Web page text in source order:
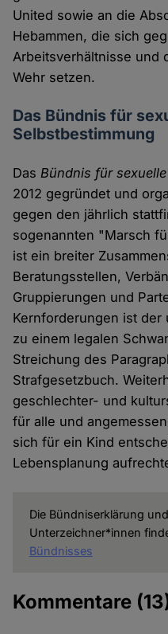
United sowie an die
Hebammen, die sich
Arbeitsverhältnisse und
Wehr setzen.
Das Bündnis für
Selbstbestimmung
DasBündnis für
2012 gegründet und
gegen den jährlich
sogenannten "Marsch
ist ein breiter
Beratungsstellen,
Gruppierungen und
Kernforderungen ist der
zu einem legalen
Streichung des
Strafgesetzbuch.
geschlechter- und
für alle und
sich für ein Kind
Lebensplanung
Die Bündniserklärung
Unterzeichner*innen
Bündnisses
Kommentare